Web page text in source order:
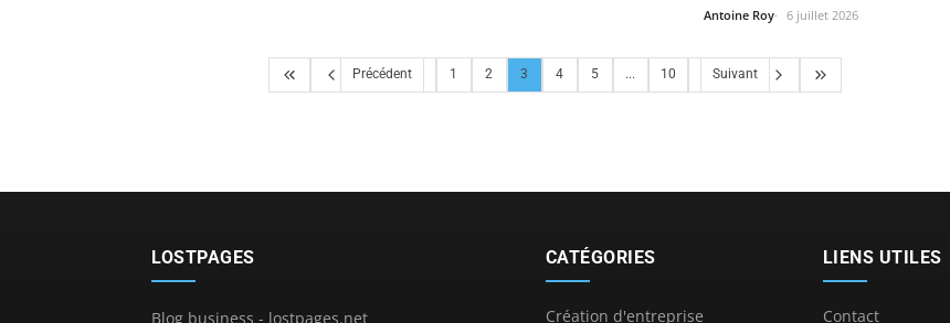
Antoine Roy 6 juillet 2026
Précédent 1 2 3 4 5 ... 10 Suivant
LOSTPAGES
Blog business - lostpages.net
CATÉGORIES
Création d'entreprise
LIENS UTILES
Contact